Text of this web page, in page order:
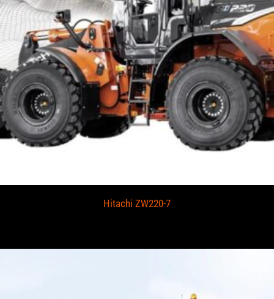
Hitachi ZW220-7